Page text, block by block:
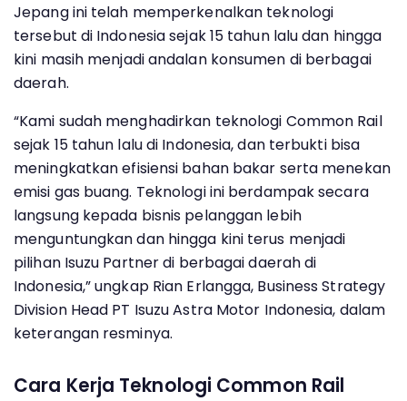
Jepang ini telah memperkenalkan teknologi
tersebut di Indonesia sejak 15 tahun lalu dan hingga
kini masih menjadi andalan konsumen di berbagai
daerah.
“Kami sudah menghadirkan teknologi Common Rail
sejak 15 tahun lalu di Indonesia, dan terbukti bisa
meningkatkan efisiensi bahan bakar serta menekan
emisi gas buang. Teknologi ini berdampak secara
langsung kepada bisnis pelanggan lebih
menguntungkan dan hingga kini terus menjadi
pilihan Isuzu Partner di berbagai daerah di
Indonesia,” ungkap Rian Erlangga, Business Strategy
Division Head PT Isuzu Astra Motor Indonesia, dalam
keterangan resminya.
Cara Kerja Teknologi Common Rail